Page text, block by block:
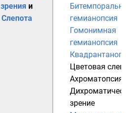
зрения и
Слепота
гемианопсия
Гомонимная
гемианопсия
Цветовая
Ахроматопсия
зрение